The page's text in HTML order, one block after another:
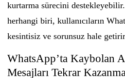
kurtarma sürecini
herhangi biri, kullanıcıların
kesintisiz ve sorunsuz hale
WhatsApp’ta Kaybolan
Mesajları Tekrar